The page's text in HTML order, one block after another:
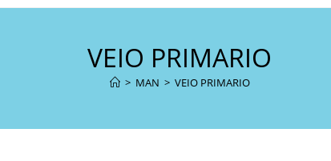
VEIO PRIMARIO
> MAN > VEIO PRIMARIO